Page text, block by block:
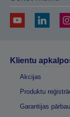
Klientu
Akcijas
Produktu
Garantijas